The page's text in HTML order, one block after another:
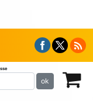
ok